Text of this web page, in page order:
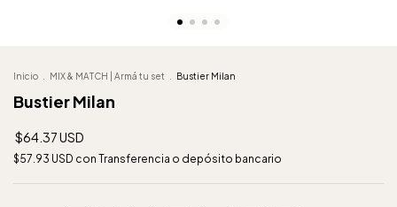
Inicio MIX & MATCH | Armá tu set Bustier Milan
Bustier Milan
$64.37 USD
$57.93 USD con Transferencia o depósito bancario